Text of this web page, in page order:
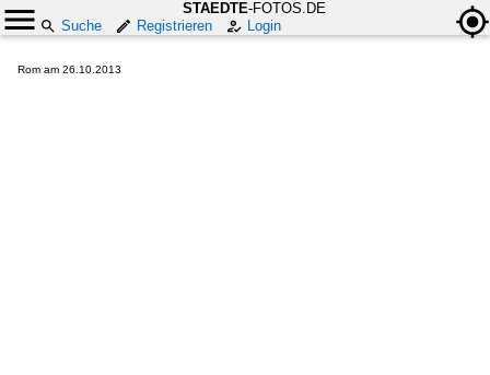
STAEDTE-FOTOS.DE
Suche
Registrieren Login
Rom am 26.10.2013